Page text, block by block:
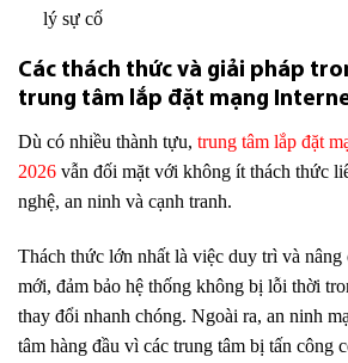
lý sự cố
Các thách thức và giải pháp
trung tâm lắp đặt mạng
Dù có nhiều thành tựu, trung tâm lắp đặt
2026 vẫn đối mặt với không ít thách thức
nghệ, an ninh và cạnh tranh.
Thách thức lớn nhất là việc duy trì và nâng
mới, đảm bảo hệ thống không bị lỗi thời
thay đổi nhanh chóng. Ngoài ra, an ninh
tâm hàng đầu vì các trung tâm bị tấn công